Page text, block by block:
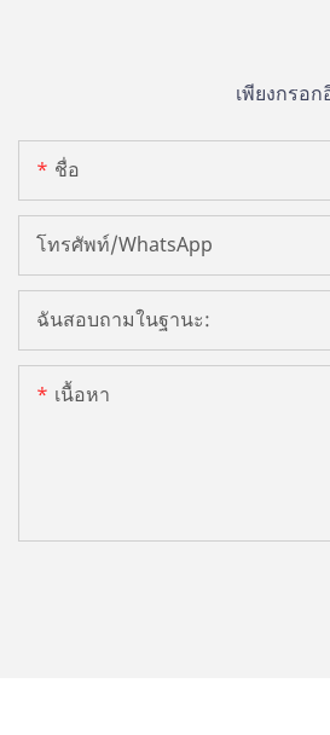
เพียงกรอ
ชื่อ
โทรศัพท์/WhatsApp
ฉันสอบถามในฐานะ:
เนื้อหา